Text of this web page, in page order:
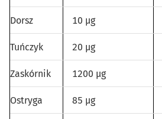
Dorsz 10 µg
Tuńczyk 20 µg
Zaskórnik 1200 µg
Ostryga 85 µg